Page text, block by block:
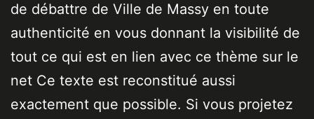
de débattre de Ville de Massy en toute
authenticité en vous donnant la visibilité de
tout ce qui est en lien avec ce thème sur le
net Ce texte est reconstitué aussi
exactement que possible. Si vous projetez